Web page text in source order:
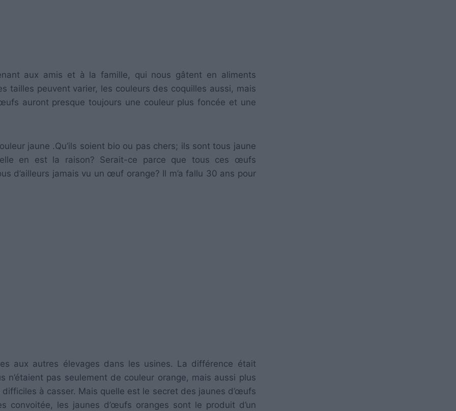
aux amis et à la famille, qui nous gâtent en aliments
tailles peuvent varier, les couleurs des coquilles aussi, mais
auront presque toujours une couleur plus foncée et une
jaune .Qu’ils soient bio ou pas chers; ils sont tous jaune
en est la raison? Serait-ce parce que tous ces œufs
d’ailleurs jamais vu un œuf orange? Il m’a fallu 30 ans pour
aux autres élevages dans les usines. La différence était
pas seulement de couleur orange, mais aussi plus
à casser. Mais quelle est le secret des jaunes d’œufs
convoitée, les jaunes d’œufs oranges sont le produit d’un